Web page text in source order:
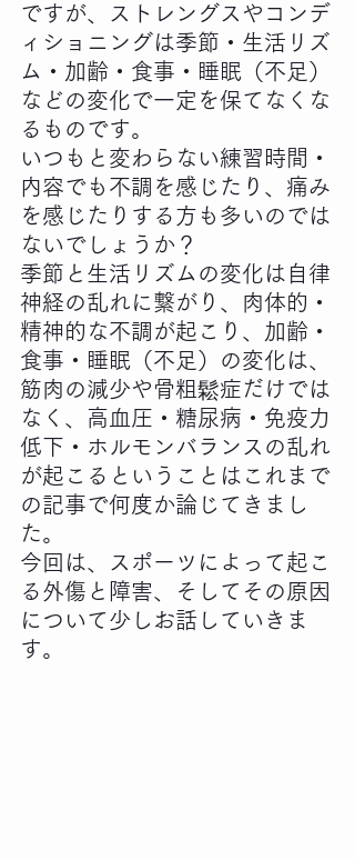
ですが、ストレングスやコンデ
ィショニングは季節・生活リズ
ム・加齢・食事・睡眠（不足）
などの変化で一定を保てなくな
るものです。
いつもと変わらない練習時間・
内容でも不調を感じたり、痛み
を感じたりする方も多いのでは
ないでしょうか？
季節と生活リズムの変化は自律
神経の乱れに繋がり、肉体的・
精神的な不調が起こり、加齢・
食事・睡眠（不足）の変化は、
筋肉の減少や骨粗鬆症だけでは
なく、高血圧・糖尿病・免疫力
低下・ホルモンバランスの乱れ
が起こるということはこれまで
の記事で何度か論じてきまし
た。
今回は、スポーツによって起こ
る外傷と障害、そしてその原因
について少しお話していきま
す。